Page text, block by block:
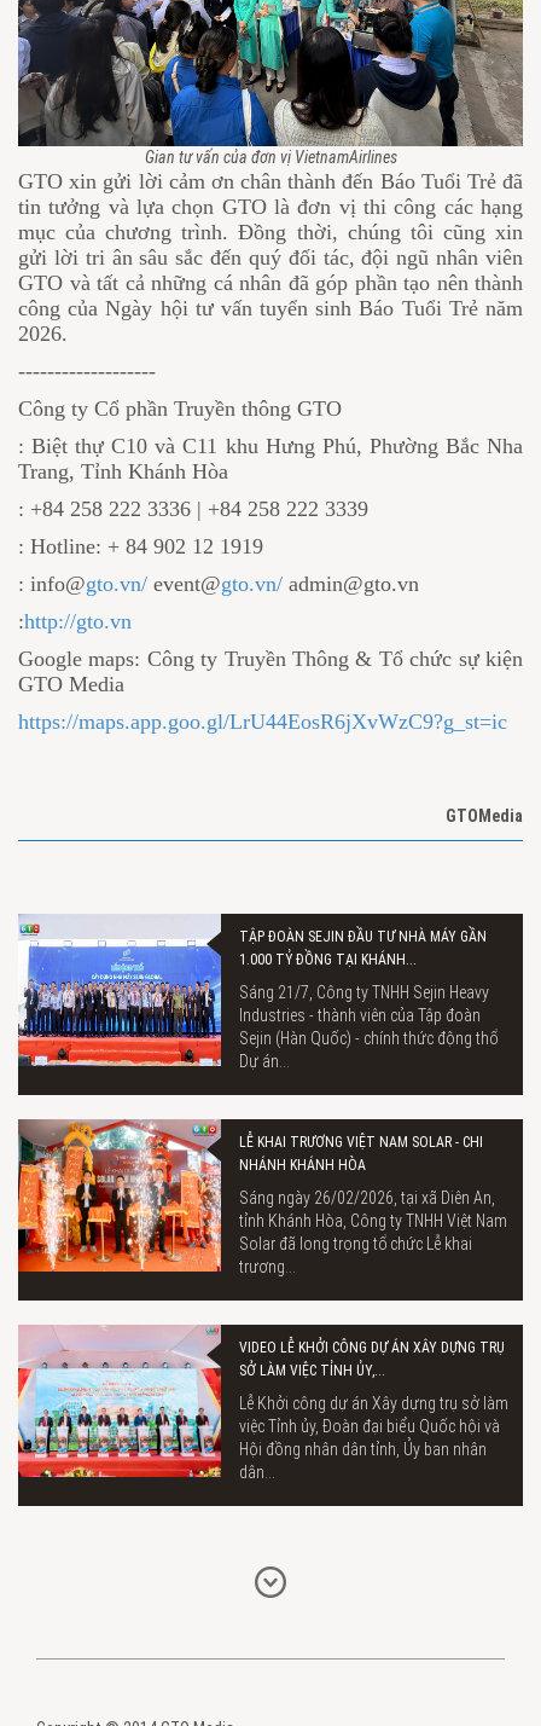
Gian tư vấn của đơn vị VietnamAirlines
GTO xin gửi lời cảm ơn chân thành đến Báo Tuổi Trẻ đã
tin tưởng và lựa chọn GTO là đơn vị thi công các hạng
mục của chương trình. Đồng thời, chúng tôi cũng xin
gửi lời tri ân sâu sắc đến quý đối tác, đội ngũ nhân viên
GTO và tất cả những cá nhân đã góp phần tạo nên thành
công của Ngày hội tư vấn tuyển sinh Báo Tuổi Trẻ năm
2026.
-------------------
Công ty Cổ phần Truyền thông GTO
: Biệt thự C10 và C11 khu Hưng Phú, Phường Bắc Nha
Trang, Tỉnh Khánh Hòa
: +84 258 222 3336 | +84 258 222 3339
: Hotline: + 84 902 12 1919
: info@gto.vn/ event@gto.vn/ admin@gto.vn
:http://gto.vn
Google maps: Công ty Truyền Thông & Tổ chức sự kiện
GTO Media
https://maps.app.goo.gl/LrU44EosR6jXvWzC9?g_st=ic
GTOMedia
TẬP ĐOÀN SEJIN ĐẦU TƯ NHÀ MÁY GẦN
1.000 TỶ ĐỒNG TẠI KHÁNH...
Sáng 21/7, Công ty TNHH Sejin Heavy
Industries - thành viên của Tập đoàn
Sejin (Hàn Quốc) - chính thức động thổ
Dự án...
LỄ KHAI TRƯƠNG VIỆT NAM SOLAR - CHI
NHÁNH KHÁNH HÒA
Sáng ngày 26/02/2026, tại xã Diên An,
tỉnh Khánh Hòa, Công ty TNHH Việt Nam
Solar đã long trọng tổ chức Lễ khai
trương...
VIDEO LỄ KHỞI CÔNG DỰ ÁN XÂY DỰNG TRỤ
SỞ LÀM VIỆC TỈNH ỦY,...
Lễ Khởi công dự án Xây dựng trụ sở làm
việc Tỉnh ủy, Đoàn đại biểu Quốc hội và
Hội đồng nhân dân tỉnh, Ủy ban nhân
dân...